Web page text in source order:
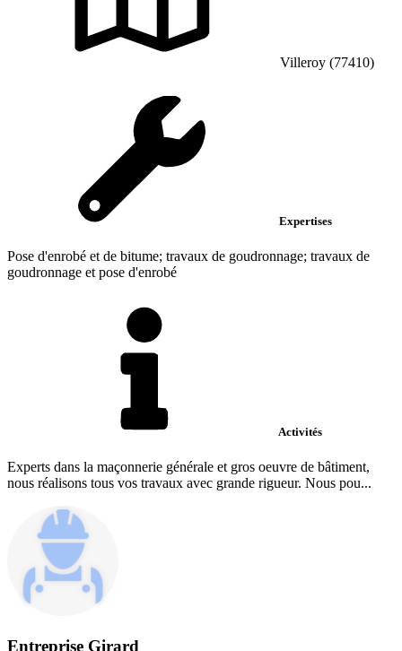
Villeroy (77410)
Expertises
Pose d'enrobé et de bitume; travaux de goudronnage; travaux de
goudronnage et pose d'enrobé
Activités
Experts dans la maçonnerie générale et gros oeuvre de bâtiment,
nous réalisons tous vos travaux avec grande rigueur. Nous pou...
Entreprise Girard